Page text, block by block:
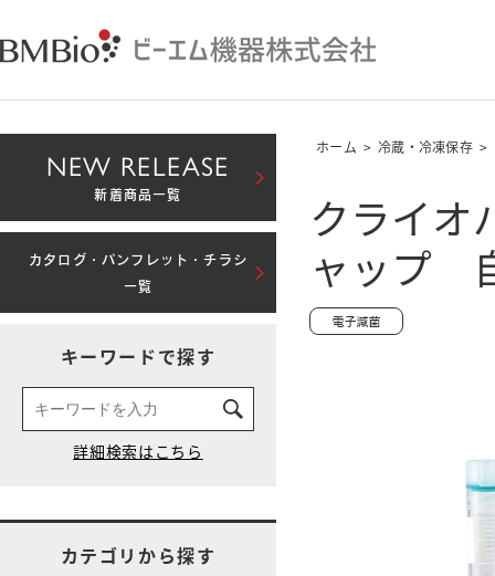
ホーム > 冷蔵・冷凍保存 >
クライ
ャップ
NEW RELEASE
新着商品一覧
カタログ・パンフレット・チラシ
一覧
キーワードで探す
カテゴリから探す